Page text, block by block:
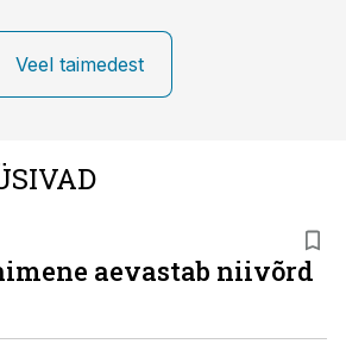
Veel taimedest
aevastab niivõrd